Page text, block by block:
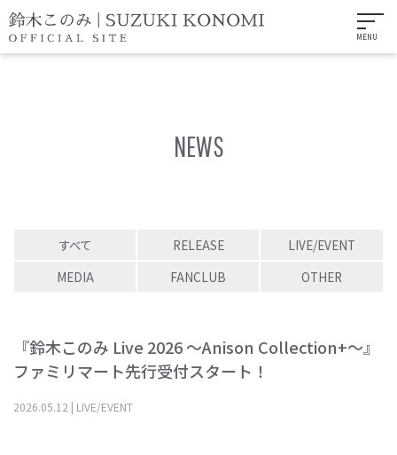
MENU
NEWS
すべて RELEASE
LIVE/EVENT
MEDIA
FANCLUB OTHER
『鈴木このみ Live 2026 ～Anison Collection+～』
ファミリマート先行受付スタート！
2026.05.12 | LIVE/EVENT